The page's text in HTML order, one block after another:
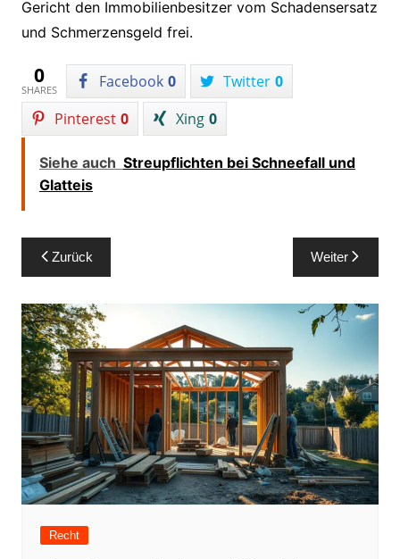
Gericht den Immobilienbesitzer vom Schadensersatz
und Schmerzensgeld frei.
0
SHARES Facebook 0 Twitter 0
Pinterest 0 Xing 0
Siehe auch Streupflichten bei Schneefall und
Glatteis
Beitragsnavigation
Zurück Weiter
Recht